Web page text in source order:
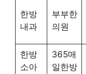
한방
내과
부부한
의원
한방
소아
365매
일한방